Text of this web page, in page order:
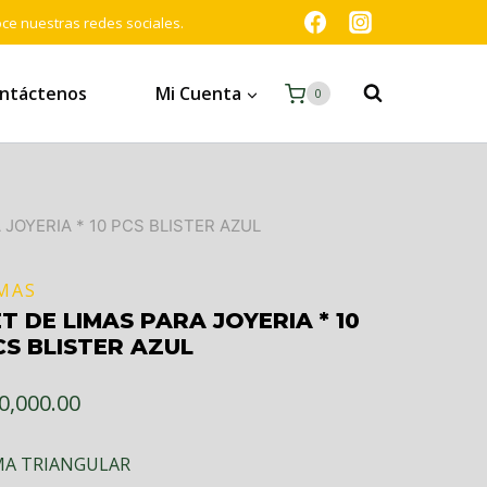
nuestras redes sociales.
Mi Cuenta 0
* 10 PCS BLISTER AZUL
DE LIMAS PARA JOYERIA * 10
BLISTER AZUL
TRIANGULAR